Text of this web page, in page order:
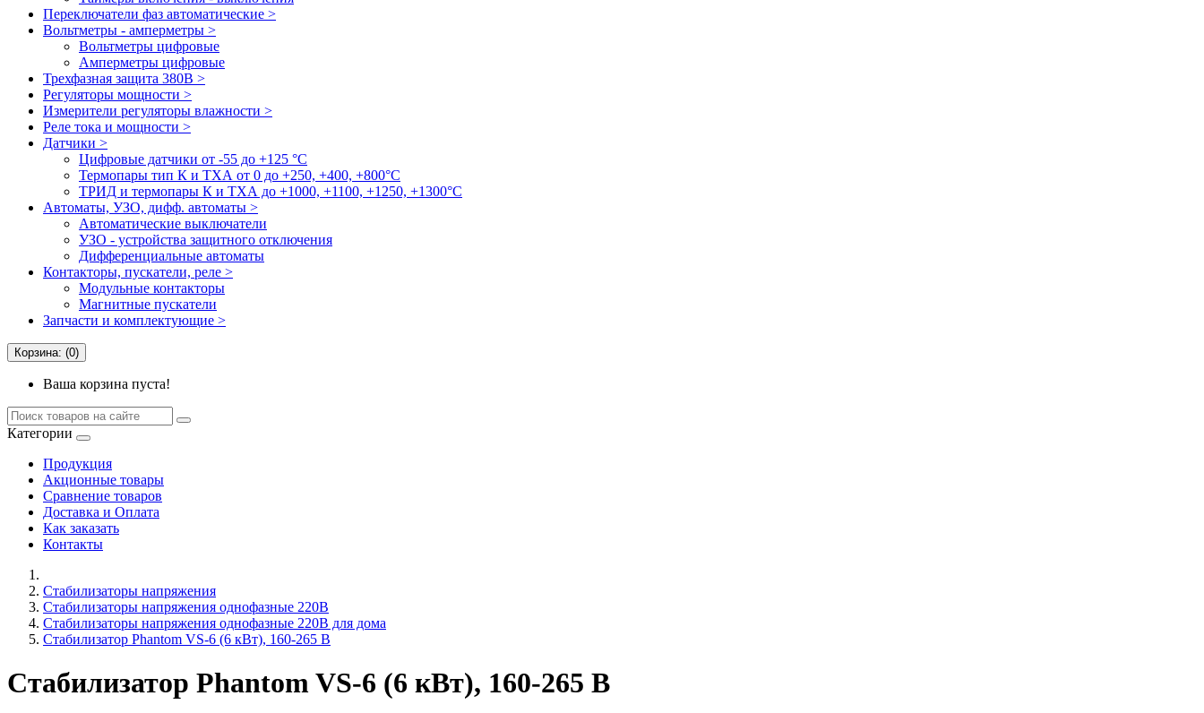
Переключатели фаз автоматические >
Вольтметры - амперметры >
Вольтметры цифровые
Амперметры цифровые
Трехфазная защита 380В >
Регуляторы мощности >
Измерители регуляторы влажности >
Реле тока и мощности >
Датчики >
Цифровые датчики от -55 до +125 °С
Термопары тип К и ТХА от 0 до +250, +400, +800°C
ТРИД и термопары К и ТХА до +1000, +1100, +1250, +1300°C
Автоматы, УЗО, дифф. автоматы >
Автоматические выключатели
УЗО - устройства защитного отключения
Дифференциальные автоматы
Контакторы, пускатели, реле >
Модульные контакторы
Магнитные пускатели
Запчасти и комплектующие >
Корзина: (0)
Ваша корзина пуста!
Категории
Продукция
Акционные товары
Сравнение товаров
Доставка и Оплата
Как заказать
Контакты
Стабилизаторы напряжения
Cтабилизаторы напряжения однофазные 220В
Стабилизаторы напряжения однофазные 220В для дома
Стабилизатор Phantom VS-6 (6 кВт), 160-265 В
Стабилизатор Phantom VS-6 (6 кВт), 160-265 В